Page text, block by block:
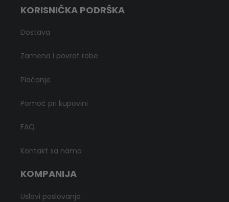
KORISNIČKA PODRŠKA
Dostava
Zamena i povrat robe
Plaćanje
Pomoć pri kupovini
FAQ
Kontakt sa nama
KOMPANIJA
Uslovi poslovanja